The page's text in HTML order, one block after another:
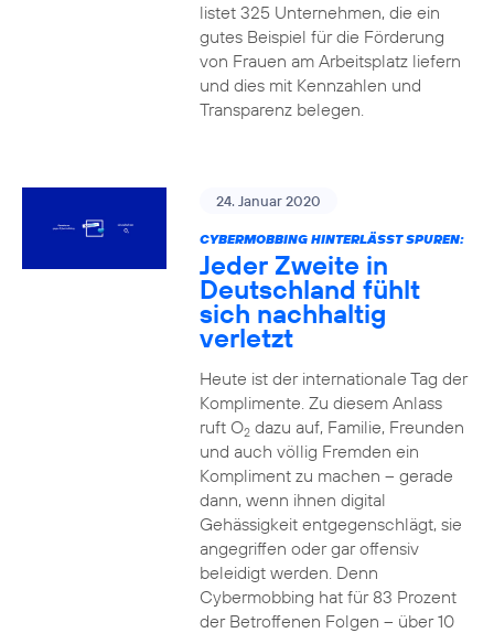
listet 325 Unternehmen, die ein
gutes Beispiel für die Förderung
von Frauen am Arbeitsplatz liefern
und dies mit Kennzahlen und
Transparenz belegen.
24. Januar 2020
CYBERMOBBING HINTERLÄSST SPUREN:
Jeder Zweite in
Deutschland fühlt
sich nachhaltig
verletzt
Heute ist der internationale Tag der
Komplimente. Zu diesem Anlass
ruft O2dazu auf, Familie, Freunden
und auch völlig Fremden ein
Kompliment zu machen – gerade
dann, wenn ihnen digital
Gehässigkeit entgegenschlägt, sie
angegriffen oder gar offensiv
beleidigt werden. Denn
Cybermobbing hat für 83 Prozent
der Betroffenen Folgen – über 10